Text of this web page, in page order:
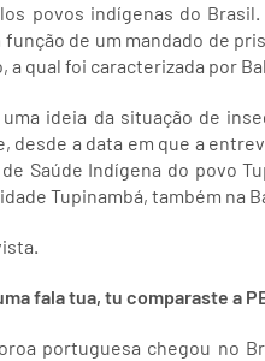
povos indígenas do
função de um mandado de
a qual foi caracterizada por
ideia da situação de
desde a data em que a
Saúde Indígena do povo
Tupinambá, também na
fala tua, tu comparaste a
portuguesa chegou no